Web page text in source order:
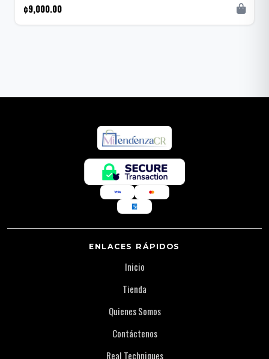
¢9,000.00
ENLACES RÁPIDOS
Inicio
Tienda
Quienes Somos
Contáctenos
Real Techniques